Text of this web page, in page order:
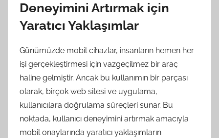
Deneyimini Artırmak için
Yaratıcı Yaklaşımlar
Günümüzde mobil cihazlar, insanların hemen her
işi gerçekleştirmesi için vazgeçilmez bir araç
haline gelmiştir. Ancak bu kullanımın bir parçası
olarak, birçok web sitesi ve uygulama,
kullanıcılara doğrulama süreçleri sunar. Bu
noktada, kullanıcı deneyimini artırmak amacıyla
mobil onaylarında yaratıcı yaklaşımların